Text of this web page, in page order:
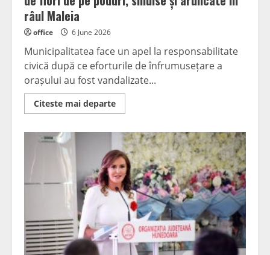
râul Maleia
office 6 June 2026
Municipalitatea face un apel la responsabilitate
civică după ce eforturile de înfrumusețare a
orașului au fost vandalizate...
Citeste mai departeRead
more
de
vandalism
în
Petroșani:
Ghivecele
de
flori
de
pe
poduri,
smulse
și
aruncate
în